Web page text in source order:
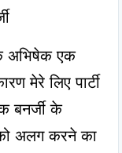
अभिषेक एक
मेरे लिए पार्टी
बनर्जी के
अलग करने का